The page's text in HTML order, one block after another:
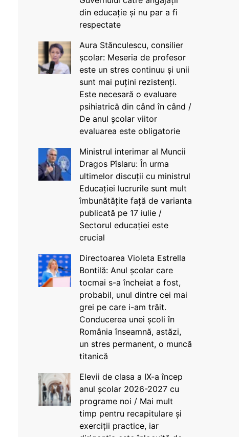
din educație și nu par a fi
respectate
Aura Stănculescu, consilier
școlar: Meseria de profesor
este un stres continuu și unii
sunt mai puțini rezistenți.
Este necesară o evaluare
psihiatrică din când în când /
De anul școlar viitor
evaluarea este obligatorie
Ministrul interimar al Muncii
Dragos Pîslaru: În urma
ultimelor discuții cu ministrul
Educației lucrurile sunt mult
îmbunătățite față de varianta
publicată pe 17 iulie /
Sectorul educației este
crucial
Directoarea Violeta Estrella
Bontilă: Anul școlar care
tocmai s-a încheiat a fost,
probabil, unul dintre cei mai
grei pe care i-am trăit.
Conducerea unei școli în
România înseamnă, astăzi,
un stres permanent, o muncă
titanică
Elevii de clasa a IX-a încep
anul școlar 2026-2027 cu
programe noi / Mai mult
timp pentru recapitulare și
exerciții practice, iar